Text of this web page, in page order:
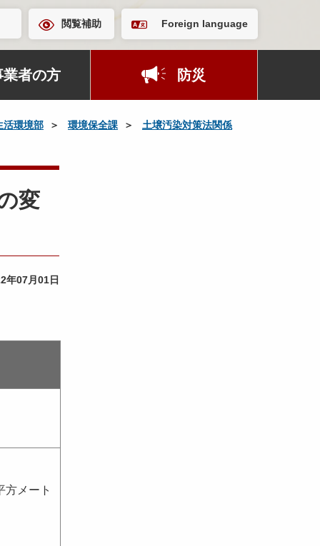
閲覧補助 Foreign language
業者の方 防災
活環境部 環境保全課 土壌汚染対策法関係
変
年07月01日
方メート